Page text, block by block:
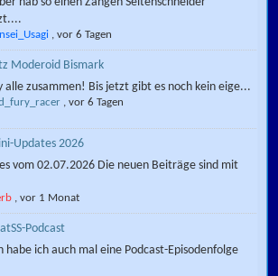
,vor 6 Tagen
Moderoid Bismark
alle zusammen! Bis jetzt gibt es noch kein eige...
,vor 6 Tagen
Updates 2026
vom 02.07.2026 Die neuen Beiträge sind mit
,vor 1 Monat
Podcast
habe ich auch mal eine Podcast-Episodenfolge